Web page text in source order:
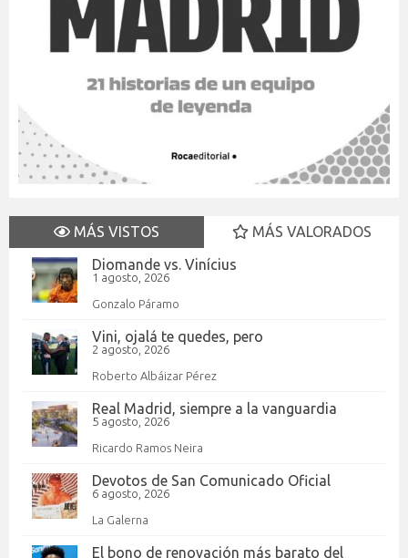
MÁS VISTOS
MÁS VALORADOS
Diomande vs. Vinícius
1 agosto, 2026
Gonzalo Páramo
Vini, ojalá te quedes, pero
2 agosto, 2026
Roberto Albáizar Pérez
Real Madrid, siempre a la vanguardia
5 agosto, 2026
Ricardo Ramos Neira
Devotos de San Comunicado Oficial
6 agosto, 2026
La Galerna
El bono de renovación más barato del